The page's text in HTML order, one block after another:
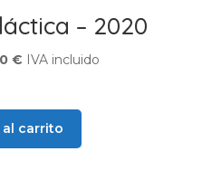
– 2020
€ El
IVA incluido
carrito